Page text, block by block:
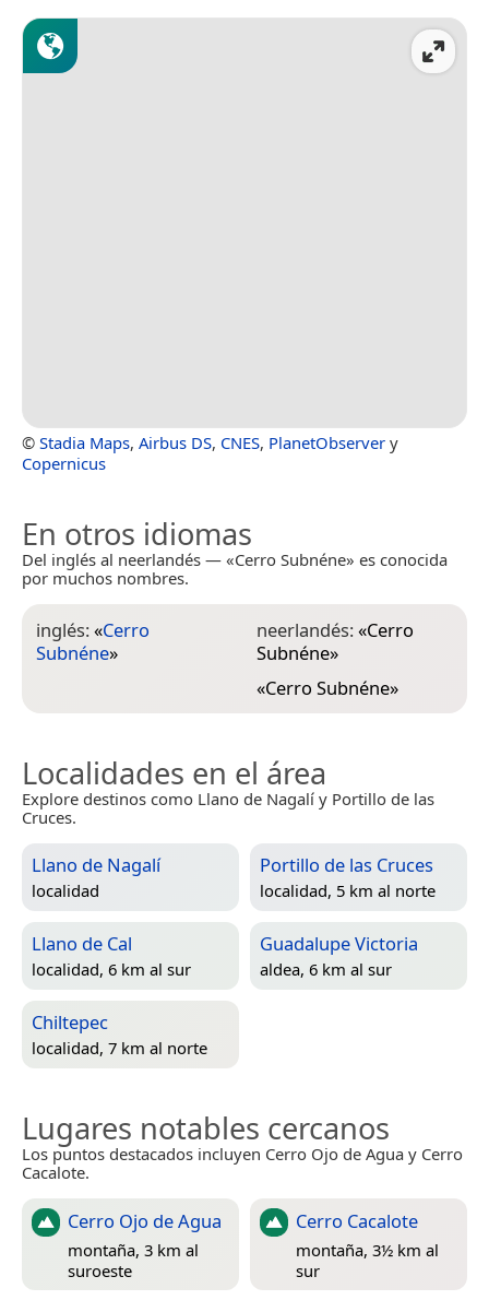
© Stadia Maps, Airbus DS, CNES, PlanetObserver y
Copernicus
En otros idiomas
Del inglés al neerlandés — «Cerro Subnéne» es conocida
por muchos nombres.
inglés:«Cerro
Subnéne»
neerlandés:«Cerro
Subnéne»
«Cerro Subnéne»
Localidades en el área
Explore destinos como Llano de Nagalí y Portillo de las
Cruces.
Llano de Nagalí
localidad
Portillo de las Cruces
localidad, 5 km al norte
Llano de Cal
localidad, 6 km al sur
Guadalupe Victoria
aldea, 6 km al sur
Chiltepec
localidad, 7 km al norte
Lugares notables cercanos
Los puntos destacados incluyen Cerro Ojo de Agua y Cerro
Cacalote.
Cerro Ojo de Agua
montaña, 3 km al
suroeste
Cerro Cacalote
montaña, 3½ km al
sur